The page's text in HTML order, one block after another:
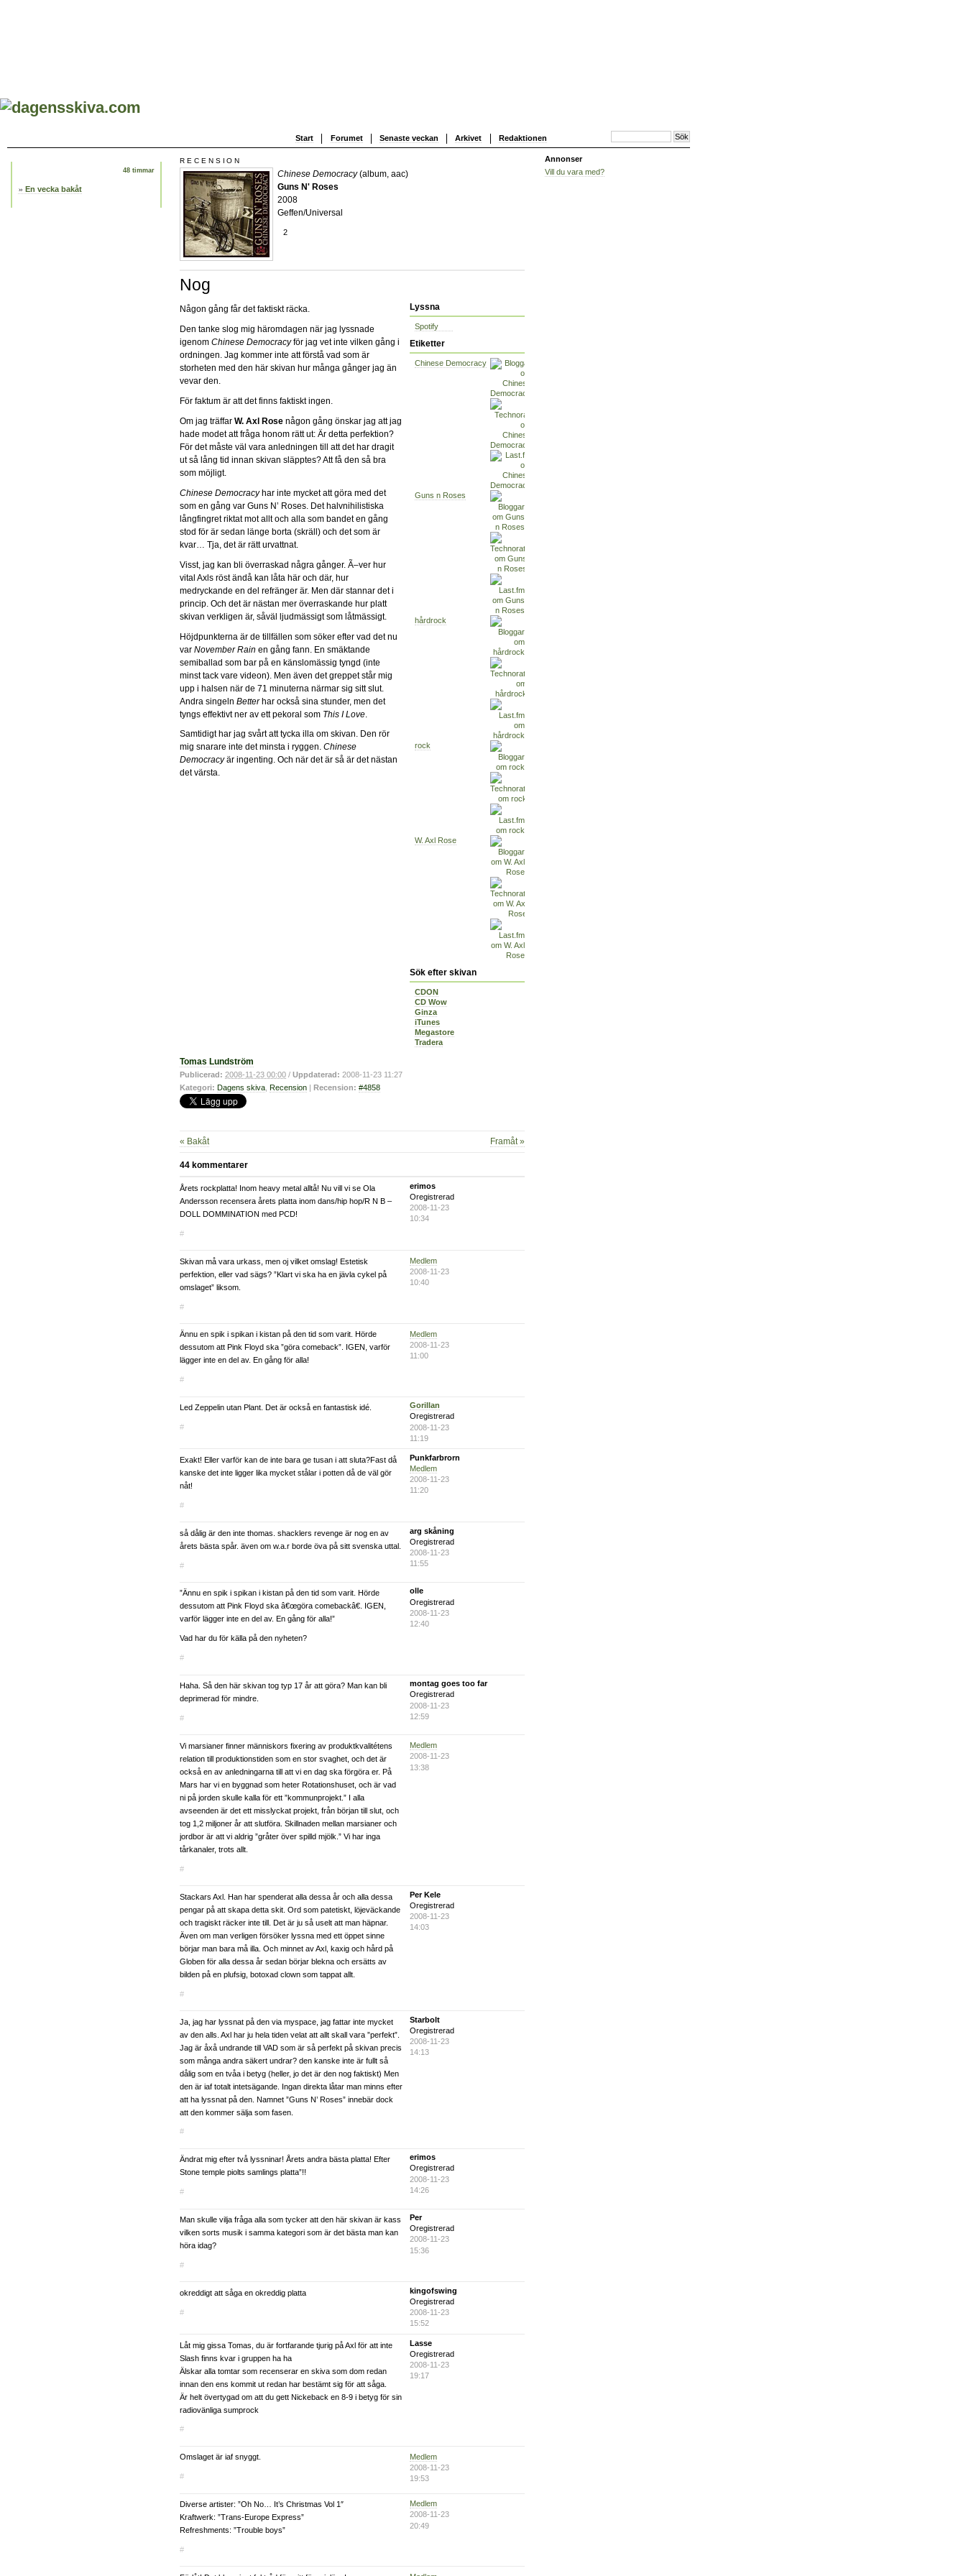
Start Forumet Senaste veckan Arkivet Redaktionen
48 timmar
En vecka bakåt
RECENSION
Chinese Democracy(album, aac)
Guns N' Roses
2008
Geffen/Universal
2
Nog
Lyssna
Spotify
Etiketter
Chinese Democracy
Guns n Roses
hårdrock
rock
W. Axl Rose
Sök efter skivan
CDON
CD Wow
Ginza
iTunes
Megastore
Tradera
Någon gång får det faktiskt räcka.
Den tanke slog mig häromdagen när jag lyssnade
igenom Chinese Democracyför jag vet inte vilken gång i
ordningen. Jag kommer inte att förstå vad som är
storheten med den här skivan hur många gånger jag än
vevar den.
För faktum är att det finns faktiskt ingen.
Om jag träffar W. Axl Rose någon gång önskar jag att jag
hade modet att fråga honom rätt ut: Är detta perfektion?
För det måste väl vara anledningen till att det har dragit
ut så lång tid innan skivan släpptes? Att få den så bra
som möjligt.
Chinese Democracyhar inte mycket att göra med det
som en gång var Guns N’ Roses. Det halvnihilistiska
långfingret riktat mot allt och alla som bandet en gång
stod för är sedan länge borta (skräll) och det som är
kvar… Tja, det är rätt urvattnat.
Visst, jag kan bli överraskad några gånger. Ã–ver hur
vital Axls röst ändå kan låta här och där, hur
medryckande en del refränger är. Men där stannar det i
princip. Och det är nästan mer överraskande hur platt
skivan verkligen är, såväl ljudmässigt som låtmässigt.
Höjdpunkterna är de tillfällen som söker efter vad det nu
var November Rain en gång fann. En smäktande
semiballad som bar på en känslomässig tyngd (inte
minst tack vare videon). Men även det greppet står mig
upp i halsen när de 71 minuterna närmar sig sitt slut.
Andra singeln Betterhar också sina stunder, men det
tyngs effektivt ner av ett pekoral som This I Love
Samtidigt har jag svårt att tycka illa om skivan. Den rör
mig snarare inte det minsta i ryggen. Chinese
Democracyär ingenting. Och när det är så är det nästan
det värsta.
Tomas Lundström
Publicerad: 2008-11-23 00:00 / Uppdaterad: 2008-11-23 11:27
Kategori: Dagens skiva Recension | Recension: #4858
« Bakåt Framåt »
44 kommentarer
Årets rockplatta! Inom heavy metal alltå! Nu vill vi se Ola
Andersson recensera årets platta inom dans/hip hop/R N B –
DOLL DOMMINATION med PCD!
#
erimos
Oregistrerad
2008-11-23
10:34
Skivan må vara urkass, men oj vilket omslag! Estetisk
perfektion, eller vad sägs? ”Klart vi ska ha en jävla cykel på
omslaget” liksom.
#
Medlem
2008-11-23
10:40
Ännu en spik i spikan i kistan på den tid som varit. Hörde
dessutom att Pink Floyd ska ”göra comeback”. IGEN, varför
lägger inte en del av. En gång för alla!
#
Medlem
2008-11-23
11:00
Led Zeppelin utan Plant. Det är också en fantastisk idé.
#
Gorillan
Oregistrerad
2008-11-23
11:19
Exakt! Eller varför kan de inte bara ge tusan i att sluta?Fast då
kanske det inte ligger lika mycket stålar i potten då de väl gör
nåt!
#
Punkfarbrorn
Medlem
2008-11-23
11:20
så dålig är den inte thomas. shacklers revenge är nog en av
årets bästa spår. även om w.a.r borde öva på sitt svenska uttal.
#
arg skåning
Oregistrerad
2008-11-23
11:55
”Ännu en spik i spikan i kistan på den tid som varit. Hörde
dessutom att Pink Floyd ska â€œgöra comebackâ€. IGEN,
varför lägger inte en del av. En gång för alla!”
Vad har du för källa på den nyheten?
#
olle
Oregistrerad
2008-11-23
12:40
Haha. Så den här skivan tog typ 17 år att göra? Man kan bli
deprimerad för mindre.
#
montag goes too far
Oregistrerad
2008-11-23
12:59
Vi marsianer finner människors fixering av produktkvalitétens
relation till produktionstiden som en stor svaghet, och det är
också en av anledningarna till att vi en dag ska förgöra er. På
Mars har vi en byggnad som heter Rotationshuset, och är vad
ni på jorden skulle kalla för ett ”kommunprojekt.” I alla
avseenden är det ett misslyckat projekt, från början till slut, och
tog 1,2 miljoner år att slutföra. Skillnaden mellan marsianer och
jordbor är att vi aldrig ”gråter över spilld mjölk.” Vi har inga
tårkanaler, trots allt.
#
Medlem
2008-11-23
13:38
Stackars Axl. Han har spenderat alla dessa år och alla dessa
pengar på att skapa detta skit. Ord som patetiskt, löjeväckande
och tragiskt räcker inte till. Det är ju så uselt att man häpnar.
Även om man verligen försöker lyssna med ett öppet sinne
börjar man bara må illa. Och minnet av Axl, kaxig och hård på
Globen för alla dessa år sedan börjar blekna och ersätts av
bilden på en plufsig, botoxad clown som tappat allt.
#
Per Kele
Oregistrerad
2008-11-23
14:03
Ja, jag har lyssnat på den via myspace, jag fattar inte mycket
av den alls. Axl har ju hela tiden velat att allt skall vara ”perfekt”.
Jag är åxå undrande till VAD som är så perfekt på skivan precis
som många andra säkert undrar? den kanske inte är fullt så
dålig som en tvåa i betyg (heller, jo det är den nog faktiskt) Men
den är iaf totalt intetsägande. Ingan direkta låtar man minns efter
att ha lyssnat på den. Namnet ”Guns N’ Roses” innebär dock
att den kommer sälja som fasen.
#
Starbolt
Oregistrerad
2008-11-23
14:13
Ändrat mig efter två lyssninar! Årets andra bästa platta! Efter
Stone temple piolts samlings platta”!!
#
erimos
Oregistrerad
2008-11-23
14:26
Man skulle vilja fråga alla som tycker att den här skivan är kass
vilken sorts musik i samma kategori som är det bästa man kan
höra idag?
#
Per
Oregistrerad
2008-11-23
15:36
okreddigt att såga en okreddig platta
#
kingofswing
Oregistrerad
2008-11-23
15:52
Låt mig gissa Tomas, du är fortfarande tjurig på Axl för att inte
Slash finns kvar i gruppen ha ha
Älskar alla tomtar som recenserar en skiva som dom redan
innan den ens kommit ut redan har bestämt sig för att såga.
Är helt övertygad om att du gett Nickeback en 8-9 i betyg för sin
radiovänliga sumprock
#
Lasse
Oregistrerad
2008-11-23
19:17
Omslaget är iaf snyggt.
#
Medlem
2008-11-23
19:53
Diverse artister: ”Oh No… It’s Christmas Vol 1″
Kraftwerk: ”Trans-Europe Express”
Refreshments: ”Trouble boys”
#
Medlem
2008-11-23
20:49
Annonser
Vill du vara med?